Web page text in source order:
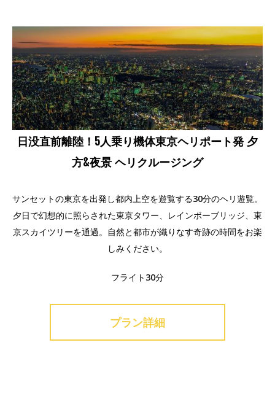
日没直前離陸！5人乗り機体東京ヘリポート発 夕
方&夜景 ヘリクルージング
サンセットの東京を出発し都内上空を遊覧する30分のヘリ遊覧。
夕日で幻想的に照らされた東京タワー、レインボーブリッジ、東
京スカイツリーを通過。自然と都市が織りなす奇跡の時間をお楽
しみください。
フライト30分
プラン詳細